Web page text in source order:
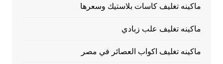
ماكينه تغليف كاسات بلاستيك وسعرها
ماكينه تغليف علب زبادي
ماكينه تغليف اكواب العصائر في مصر